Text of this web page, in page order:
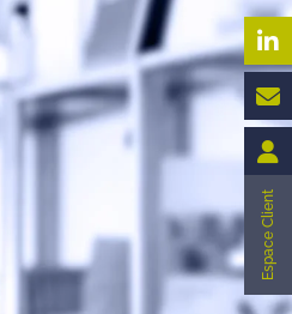
Espace Client